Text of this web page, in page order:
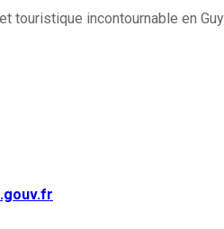
touristique incontournable en